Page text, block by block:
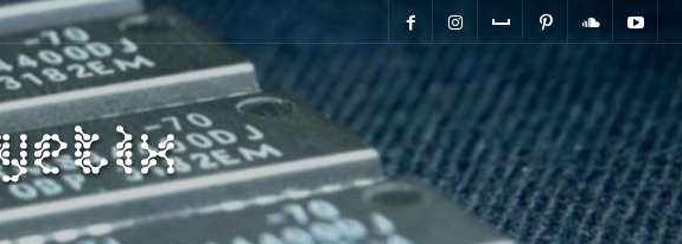
elektromanyetix